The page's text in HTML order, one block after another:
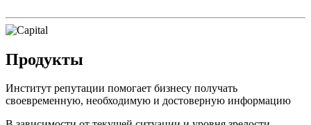
Продукты
Институт репутации помогает бизнесу получать
своевременную, необходимую и достоверную информацию